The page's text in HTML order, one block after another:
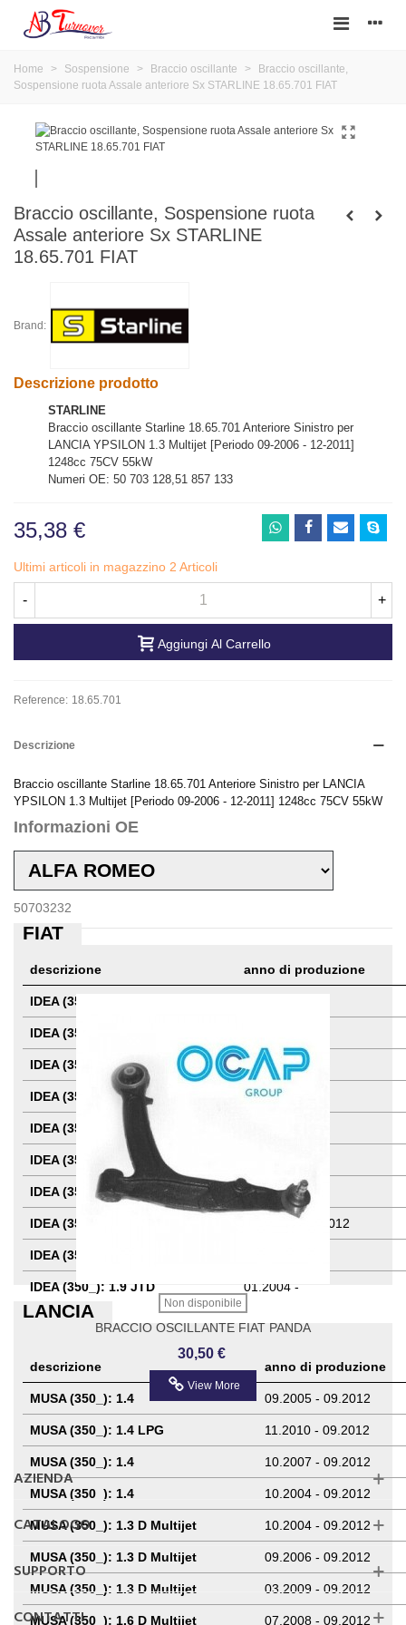
Home > Sospensione > Braccio oscillante >
Braccio oscillante,
Sospensione ruota Assale anteriore Sx STARLINE 18.65.701 FIAT
Braccio oscillante, Sospensione ruota
Assale anteriore Sx STARLINE
18.65.701 FIAT
Brand:
Descrizione prodotto
STARLINE
Braccio oscillante Starline 18.65.701 Anteriore Sinistro per
LANCIA YPSILON 1.3 Multijet [Periodo 09-2006 - 12-2011]
1248cc 75CV 55kW
Numeri OE: 50 703 128,51 857 133
35,38 €
Ultimi articoli in magazzino 2 Articoli
- +
Aggiungi Al Carrello
Reference: 18.65.701
Descrizione
Braccio oscillante Starline 18.65.701 Anteriore Sinistro per LANCIA
YPSILON 1.3 Multijet [Periodo 09-2006 - 12-2011] 1248cc 75CV 55kW
Informazioni OE
50703232
FIAT
descrizione anno di produzione
IDEA (350_): 1.2 16V
IDEA (350_): 1.4
IDEA (350_): 1.4 LPG 10.2004 -
IDEA (350_): 1.4 12.2003 -
IDEA (350_): 1.4 16V
IDEA (350_): 1.3 D Multijet
IDEA (350_): 1.3 D Multijet 10.2005 -
IDEA (350_): 1.3 D Multijet 05.2008 - 12.2012
IDEA (350_): 1.6 D Multijet
IDEA (350_): 1.9 JTD 01.2004 -
LANCIA
descrizione anno di produzione
MUSA (350_): 1.4 09.2005 - 09.2012
MUSA (350_): 1.4 LPG 11.2010 - 09.2012
MUSA (350_): 1.4 10.2007 - 09.2012
MUSA (350_): 1.4 10.2004 - 09.2012
MUSA (350_): 1.3 D Multijet 10.2004 - 09.2012
MUSA (350_): 1.3 D Multijet 09.2006 - 09.2012
MUSA (350_): 1.3 D Multijet 03.2009 - 09.2012
MUSA (350_): 1.6 D Multijet 07.2008 - 09.2012
11 ALTRI PRODOTTI DELLA STESSA CATEGORIA:
Non disponibile
BRACCIO OSCILLANTE FIAT PANDA
Assale Anteriore Dx OCAP 0383837
30,50 €
View More
AZIENDA
CATALOGO
SUPPORTO
CONTATTI